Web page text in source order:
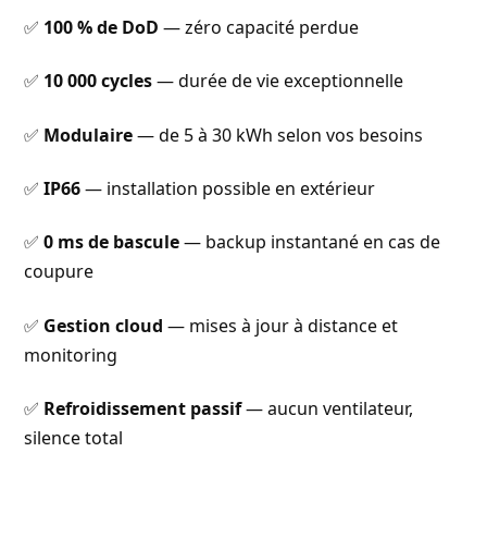
✅ 100 % de DoD — zéro capacité perdue
✅ 10 000 cycles— durée de vie exceptionnelle
✅ Modulaire— de 5 à 30 kWh selon vos besoins
✅IP66— installation possible en extérieur
✅0 ms de bascule— backup instantané en cas de
coupure
✅ Gestion cloud — mises à jour à distance et
monitoring
✅ Refroidissement passif— aucun ventilateur,
silence total